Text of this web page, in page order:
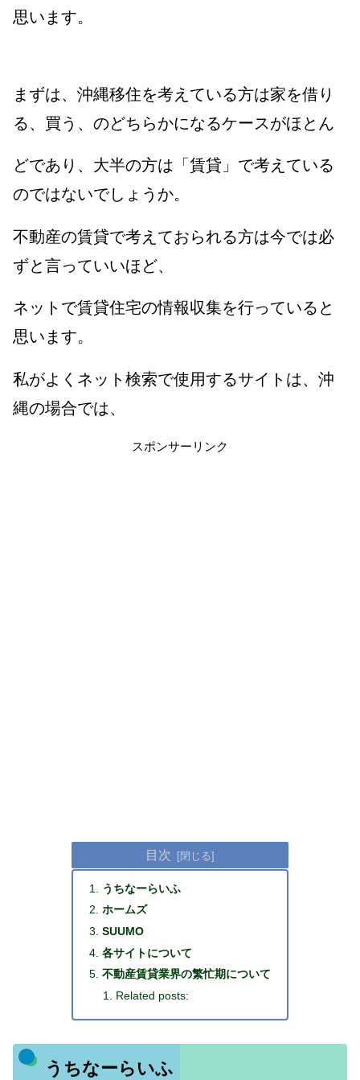
思います。
まずは、沖縄移住を考えている方は家を借り
る、買う、のどちらかになるケースがほとん
どであり、 大半の方は「賃貸」で考えている
のではないでしょうか。
不動産の賃貸で考えておられる方は今では必
ずと言っていいほど、
ネットで賃貸住宅の情報収集を行っていると
思います。
私がよくネット検索で使用するサイトは、沖
縄の場合では、
スポンサーリンク
目次
うちなーらいふ
ホームズ
SUUMO
各サイトについて
不動産賃貸業界の繁忙期について
Related posts:
うちなーらいふ